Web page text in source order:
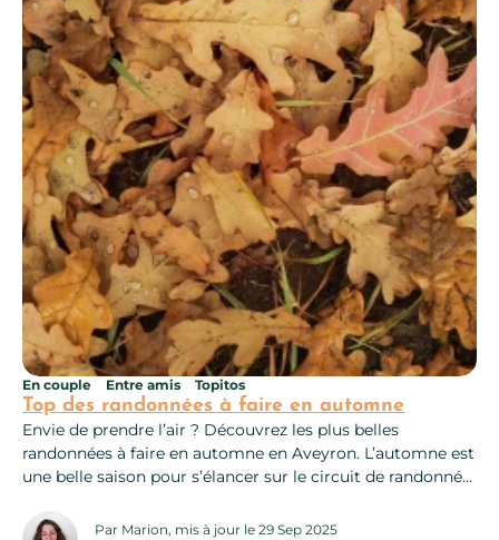
Top des randonnées à faire en automne
En couple Entre amis Topitos
Envie de prendre l’air ? Découvrez les plus belles
randonnées à faire en automne en Aveyron. L’automne est
une belle saison pour s’élancer sur le circuit de randonnée
enfoncez-vous dans les châtaigneraies où dominent les
Par Marion, mis à jour le 29 Sep 2025